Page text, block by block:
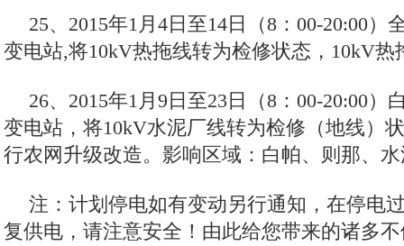
25、2015年1月4日至14日（8：00-20:00）
变电站,将10kV热拖线转为检修状态，10kV热
26、2015年1月9日至23日（8：00-20:00）
变电站，将10kV水泥厂线转为检修（地线）
行农网升级改造。影响区域：白帕、则那、
注：计划停电如有变动另行通知，在停电
复供电，请注意安全！由此给您带来的诸多